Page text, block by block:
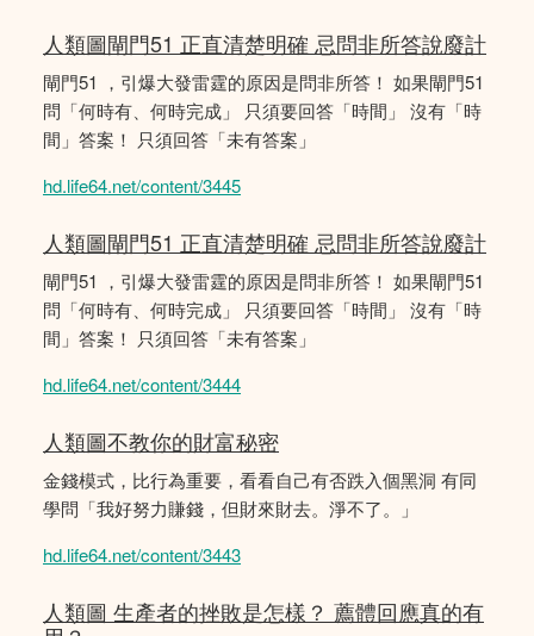
人類圖閘門51 正直清楚明確 忌問非所答說廢計
閘門51 ，引爆大發雷霆的原因是問非所答！ 如果閘門51
問「何時有、何時完成」 只須要回答「時間」 沒有「時
間」答案！ 只須回答「未有答案」
hd.life64.net/content/3445
人類圖閘門51 正直清楚明確 忌問非所答說廢計
閘門51 ，引爆大發雷霆的原因是問非所答！ 如果閘門51
問「何時有、何時完成」 只須要回答「時間」 沒有「時
間」答案！ 只須回答「未有答案」
hd.life64.net/content/3444
人類圖不教你的財富秘密
金錢模式，比行為重要，看看自己有否跌入個黑洞 有同
學問「我好努力賺錢，但財來財去。淨不了。」
hd.life64.net/content/3443
人類圖 生產者的挫敗是怎樣？ 薦體回應真的有